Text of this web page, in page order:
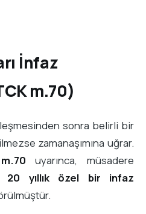
İnfaz
m.70)
sonra belirli bir
zamanaşımına uğrar.
uyarınca, müsadere
20 yıllık özel bir infaz